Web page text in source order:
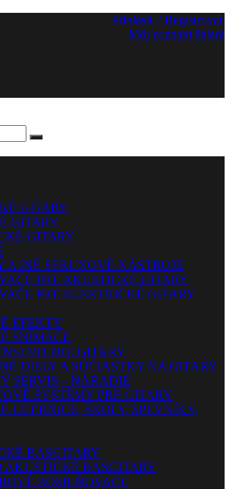
Prihlásiť / Registrovať
Môj zoznam želaní
GITARY
GITARY
GITARY
A INÉ STRUNOVÉ NÁSTROJE
PRE AKUSTICKÉ GITARY
PRE ELEKTRICKÉ GITARY
EFEKTY
SNÍMAČE
PRE GITARY
DIELY A SÚČIASTKY NA GITARY
SERVIS – NÁRADIE
SYSTÉMY PRE GITARY
UČEBNICE, ŠKOLY, SPEVNÍKY,
BASGITARY
AKUSTICKÉ BASGITARY
ZOSILŇOVAČE